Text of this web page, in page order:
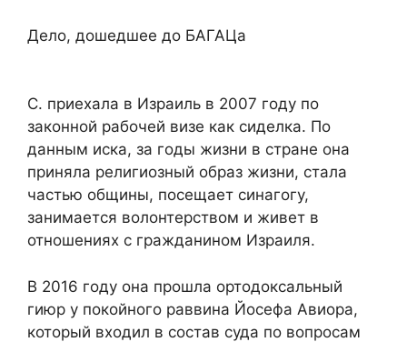
Дело, дошедшее до БАГАЦа
С. приехала в Израиль в 2007 году по
законной рабочей визе как сиделка. По
данным иска, за годы жизни в стране она
приняла религиозный образ жизни, стала
частью общины, посещает синагогу,
занимается волонтерством и живет в
отношениях с гражданином Израиля.
В 2016 году она прошла ортодоксальный
гиюр у покойного раввина Йосефа Авиора,
который входил в состав суда по вопросам